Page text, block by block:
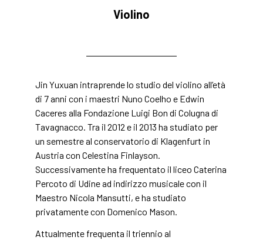
Violino
Jin Yuxuan intraprende lo studio del violino all’età
di 7 anni con i maestri Nuno Coelho e Edwin
Caceres alla Fondazione Luigi Bon di Colugna di
Tavagnacco. Tra il 2012 e il 2013 ha studiato per
un semestre al conservatorio di Klagenfurt in
Austria con Celestina Finlayson.
Successivamente ha frequentato il liceo Caterina
Percoto di Udine ad indirizzo musicale con il
Maestro Nicola Mansutti, e ha studiato
privatamente con Domenico Mason.
Attualmente frequenta il triennio al